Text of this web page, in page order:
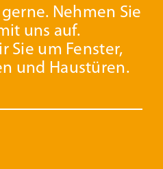
Nehmen Sie
uns auf.
Sie um Fenster,
und Haustüren.